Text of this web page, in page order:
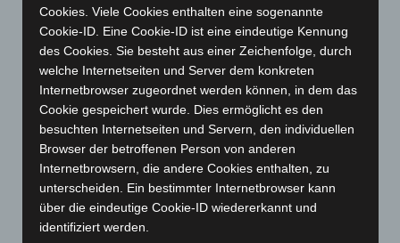
November 2023 (130)
Oktober 2023(114)
September 2023(133)
August 2023(134)
Juli 2023 (118)
Juni 2023(142)
Mai 2023(139)
April 2023
(155)
März 2023(174)
Cookies. Viele Cookies enthalten eine sogenannte
Cookie-ID. Eine Cookie-ID ist eine eindeutige Kennung
des Cookies. Sie besteht aus einer Zeichenfolge, durch
welche Internetseiten und Server dem konkreten
Internetbrowser zugeordnet werden können, in dem das
Cookie gespeichert wurde. Dies ermöglicht es den
besuchten Internetseiten und Servern, den individuellen
Browser der betroffenen Person von anderen
Internetbrowsern, die andere Cookies enthalten, zu
unterscheiden. Ein bestimmter Internetbrowser kann
über die eindeutige Cookie-ID wiedererkannt und
identifiziert werden.